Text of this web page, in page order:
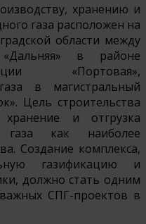
хранению и
газа расположен на
области между
в районе
«Портовая»,
в магистральный
Цель строительства
и отгрузка
газа как наиболее
Создание комплекса,
газификацию и
должно стать одним
СПГ-проектов в